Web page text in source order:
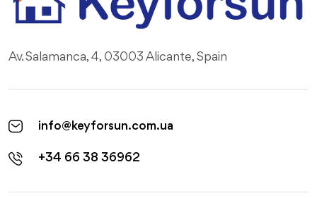
Av. Salamanca, 4, 03003 Alicante, Spain
info@keyforsun.com.ua
+34 66 38 36962